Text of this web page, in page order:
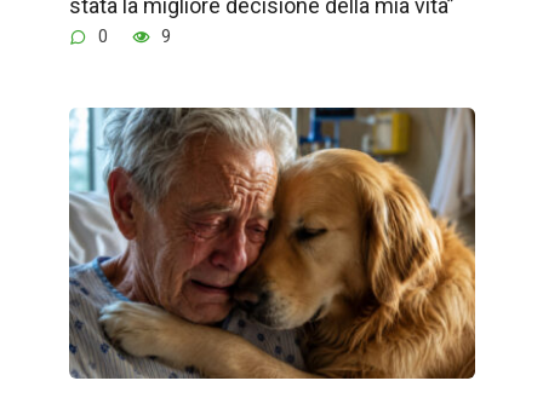
stata la migliore decisione della mia vita”
0 9